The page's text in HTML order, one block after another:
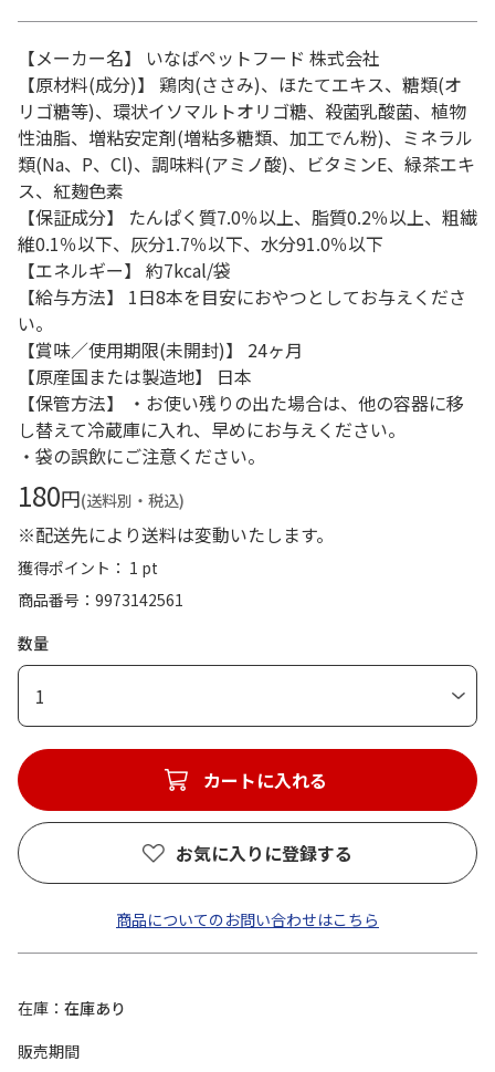
【メーカー名】 いなばペットフード 株式会社
【原材料(成分)】 鶏肉(ささみ)、ほたてエキス、糖類(オ
リゴ糖等)、環状イソマルトオリゴ糖、殺菌乳酸菌、植物
性油脂、増粘安定剤(増粘多糖類、加工でん粉)、ミネラル
類(Na、P、Cl)、調味料(アミノ酸)、ビタミンE、緑茶エキ
ス、紅麹色素
【保証成分】 たんぱく質7.0％以上、脂質0.2％以上、粗繊
維0.1％以下、灰分1.7％以下、水分91.0％以下
【エネルギー】 約7kcal/袋
【給与方法】 1日8本を目安におやつとしてお与えくださ
い。
【賞味／使用期限(未開封)】 24ヶ月
【原産国または製造地】 日本
【保管方法】 ・お使い残りの出た場合は、他の容器に移
し替えて冷蔵庫に入れ、早めにお与えください。
・袋の誤飲にご注意ください。
180円(送料別・税込)
※配送先により送料は変動いたします。
獲得ポイント： 1 pt
商品番号
9973142561
数量
1
カートに入れる
お気に入りに登録する
商品についてのお問い合わせはこちら
在庫
在庫あり
販売期間